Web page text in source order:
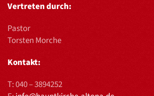
Vertreten durch:
Pastor
Torsten Morche
Kontakt:
T:040 – 3894252